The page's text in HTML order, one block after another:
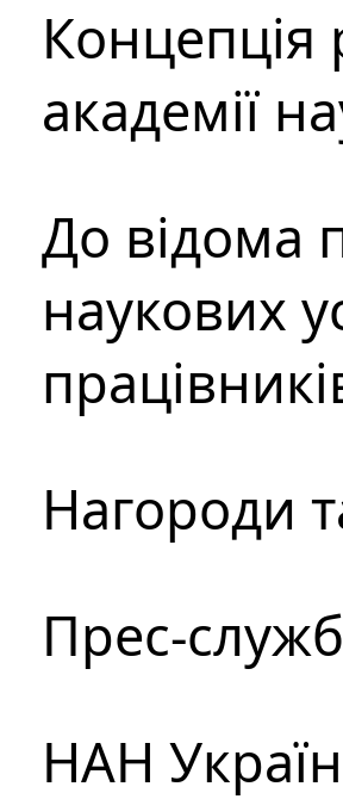
Концепція
академії
До відома
наукових
Нагороди
Прес-
НАН